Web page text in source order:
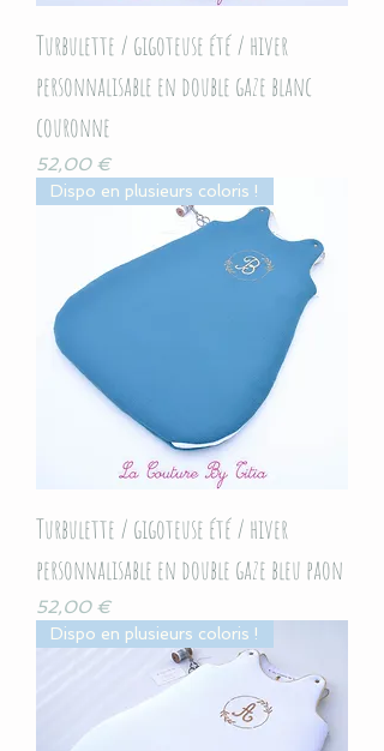
Turbulette / gigoteuse été / hiver
personnalisable en double gaze blanc
couronne
Prix
52,00 €
Dispo en plusieurs coloris !
Turbulette / gigoteuse été / hiver
personnalisable en double gaze bleu paon
Prix
52,00 €
Dispo en plusieurs coloris !